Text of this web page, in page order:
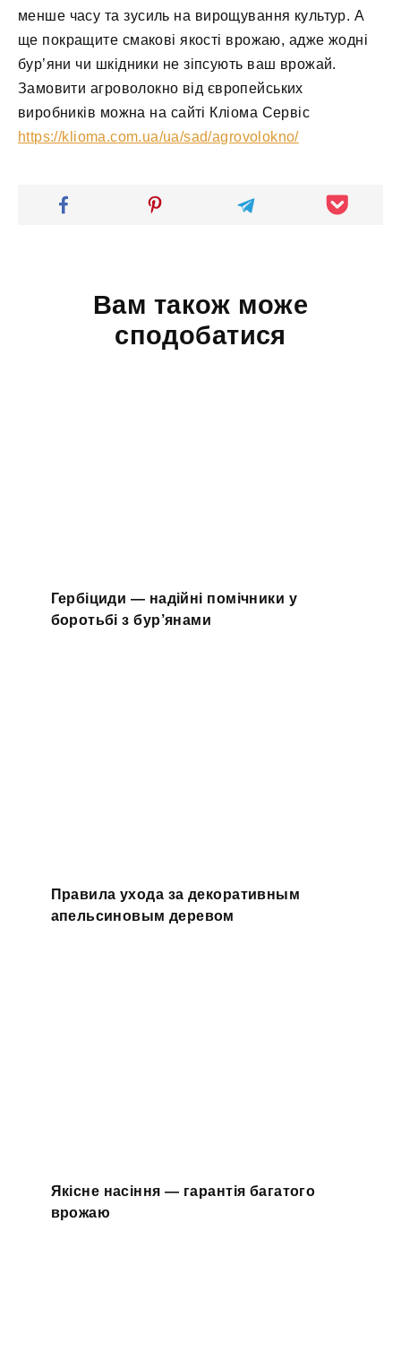
менше часу та зусиль на вирощування культур. А
ще покращите смакові якості врожаю, адже жодні
бур’яни чи шкідники не зіпсують ваш врожай.
Замовити агроволокно від європейських
виробників можна на сайті Кліома Сервіс
https://klioma.com.ua/ua/sad/agrovolokno/
Вам також може
сподобатися
Гербіциди — надійні помічники у
боротьбі з бур’янами
Правила ухода за декоративным
апельсиновым деревом
Якісне насіння — гарантія багатого
врожаю